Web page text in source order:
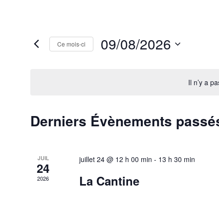
Il n’y a
Ce mois-ci 09/08/2026
Calendrier
de
Derniers Évènements
JUIL
24
2026
juillet 24 @ 12 h 00 min - 13 h 30 min
La Cantine